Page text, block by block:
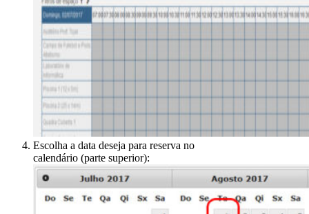
Escolha a data deseja para reserva no
calendário (parte superior):